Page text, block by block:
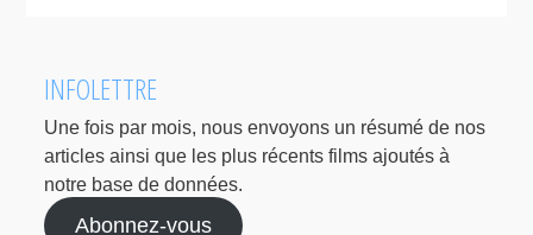
INFOLETTRE
Une fois par mois, nous envoyons un résumé de nos
articles ainsi que les plus récents films ajoutés à
notre base de données.
Abonnez-vous